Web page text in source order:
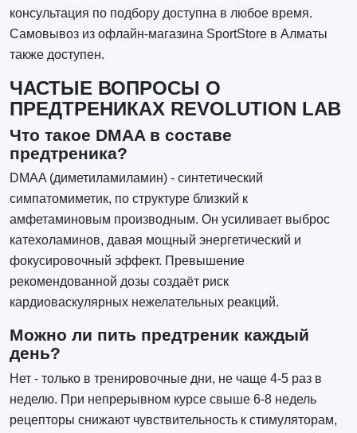
консультация по подбору доступна в любое время.
Самовывоз из офлайн-магазина SportStore в Алматы
также доступен.
ЧАСТЫЕ ВОПРОСЫ О
ПРЕДТРЕНИКАХ REVOLUTION LAB
Что такое DMAA в составе
предтреника?
DMAA (диметиламиламин) - синтетический
симпатомиметик, по структуре близкий к
амфетаминовым производным. Он усиливает выброс
катехоламинов, давая мощный энергетический и
фокусировочный эффект. Превышение
рекомендованной дозы создаёт риск
кардиоваскулярных нежелательных реакций.
Можно ли пить предтреник каждый
день?
Нет - только в тренировочные дни, не чаще 4-5 раз в
неделю. При непрерывном курсе свыше 6-8 недель
рецепторы снижают чувствительность к стимуляторам,